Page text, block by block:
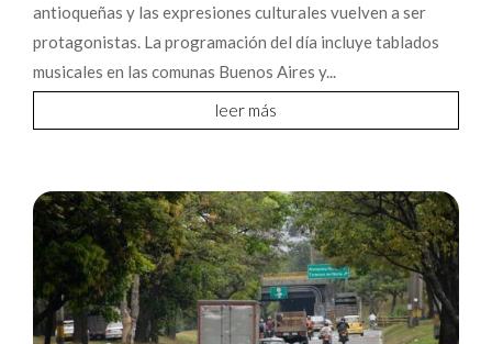
antioqueñas y las expresiones culturales vuelven a ser
protagonistas. La programación del día incluye tablados
musicales en las comunas Buenos Aires y...
leer más